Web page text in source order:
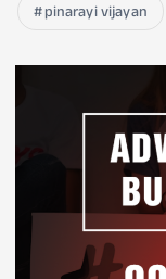
pinarayi vijayan